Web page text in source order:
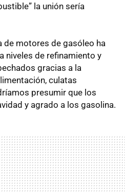
la unión sería
de motores de gasóleo ha
niveles de refinamiento y
gracias a la
culatas
presumir que los
y agrado a los gasolina.